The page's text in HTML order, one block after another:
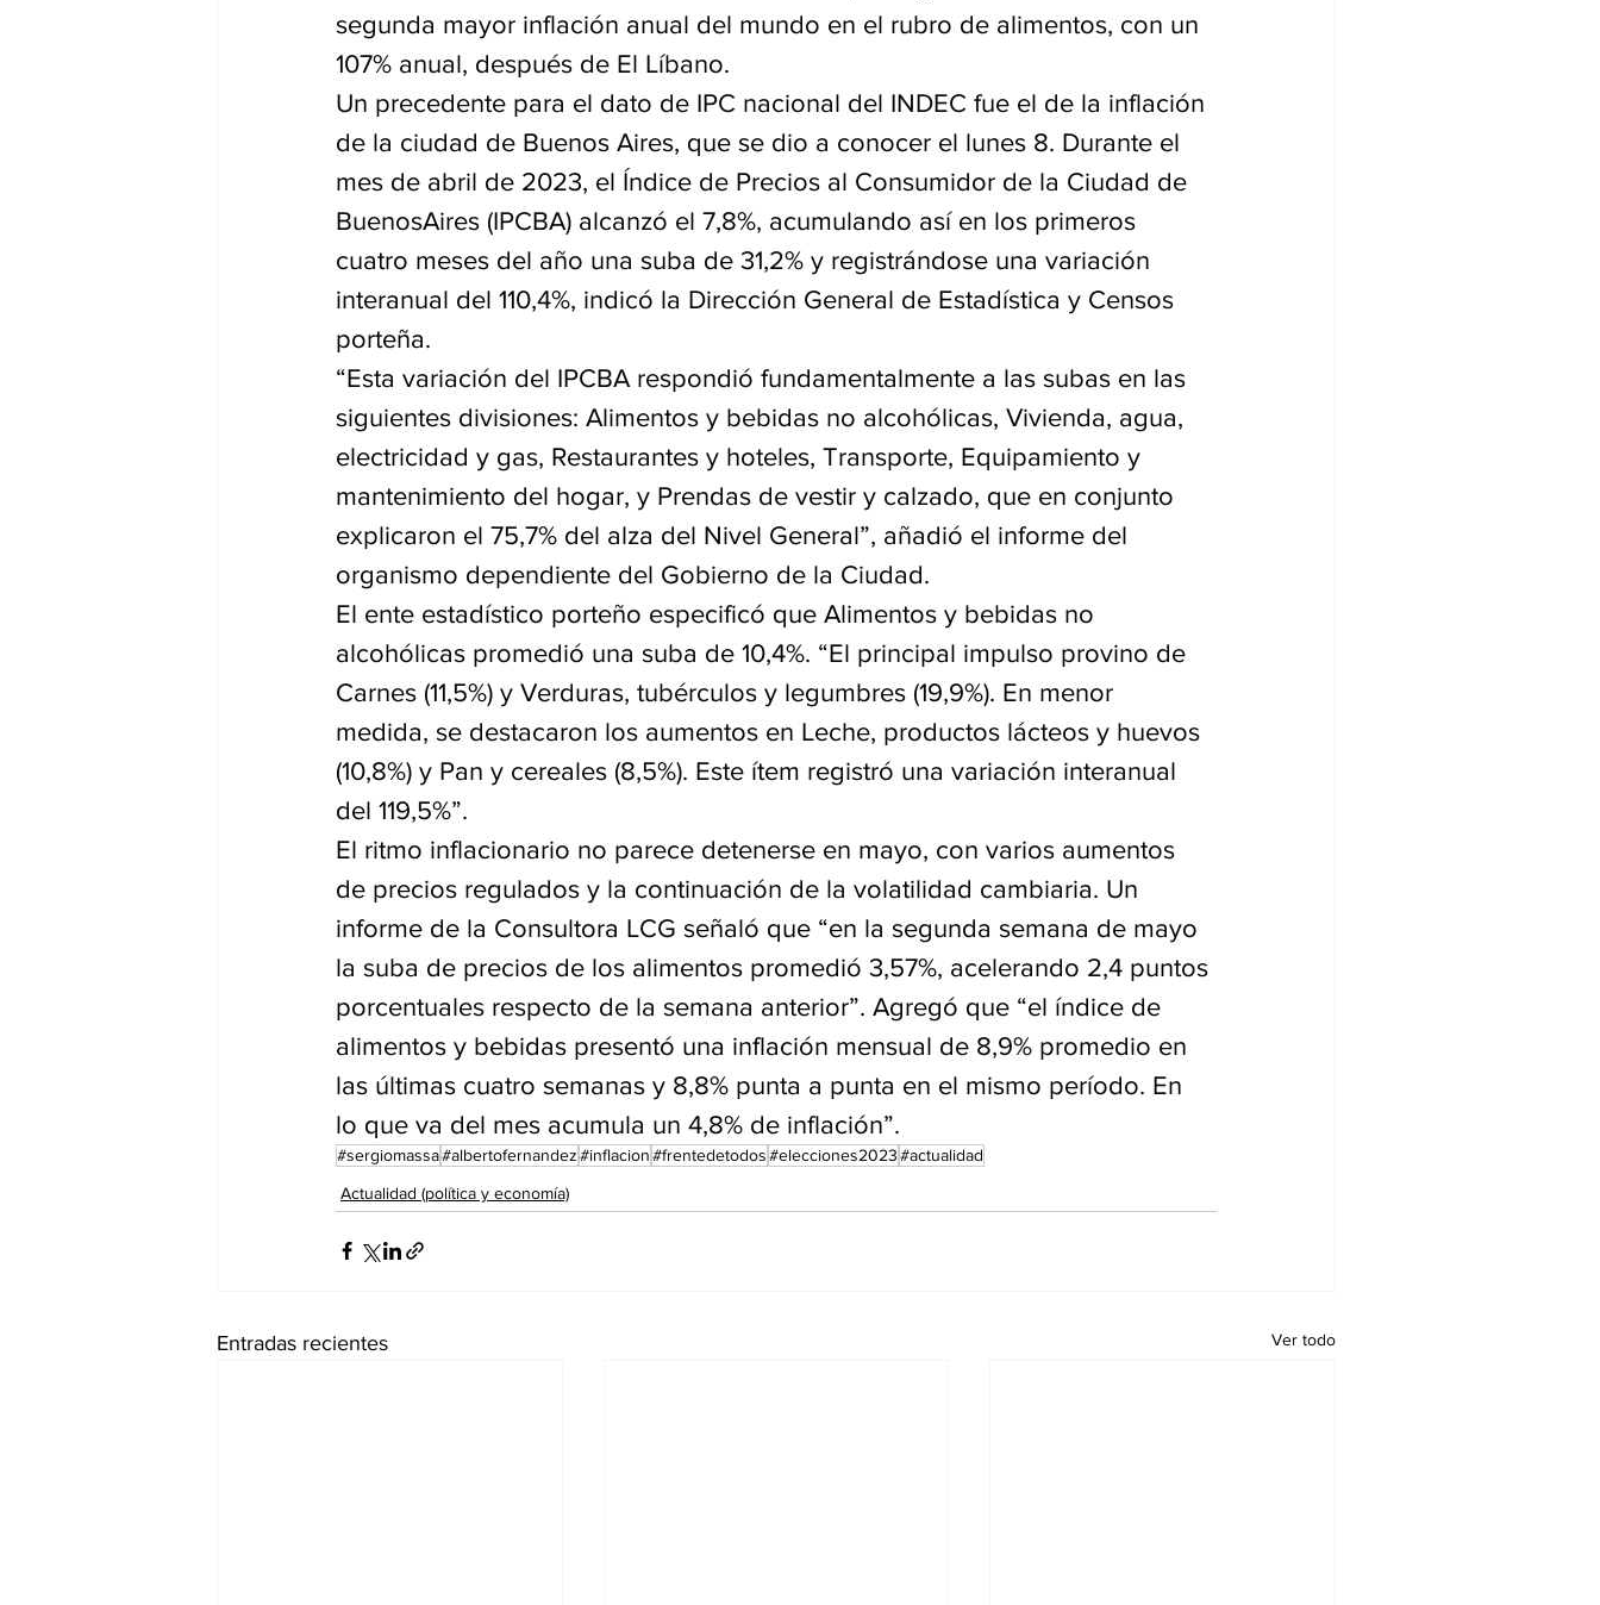
segunda mayor inflación anual del mundo en el rubro de alimentos, con un
107% anual, después de El Líbano.
Un precedente para el dato de IPC nacional del INDEC fue el de la inflación
de la ciudad de Buenos Aires, que se dio a conocer el lunes 8. Durante el
mes de abril de 2023, el Índice de Precios al Consumidor de la Ciudad de
BuenosAires (IPCBA) alcanzó el 7,8%, acumulando así en los primeros
cuatro meses del año una suba de 31,2% y registrándose una variación
interanual del 110,4%, indicó la Dirección General de Estadística y Censos
porteña.
“Esta variación del IPCBA respondió fundamentalmente a las subas en las
siguientes divisiones: Alimentos y bebidas no alcohólicas, Vivienda, agua,
electricidad y gas, Restaurantes y hoteles, Transporte, Equipamiento y
mantenimiento del hogar, y Prendas de vestir y calzado, que en conjunto
explicaron el 75,7% del alza del Nivel General”, añadió el informe del
organismo dependiente del Gobierno de la Ciudad.
El ente estadístico porteño especificó que Alimentos y bebidas no
alcohólicas promedió una suba de 10,4%. “El principal impulso provino de
Carnes (11,5%) y Verduras, tubérculos y legumbres (19,9%). En menor
medida, se destacaron los aumentos en Leche, productos lácteos y huevos
(10,8%) y Pan y cereales (8,5%). Este ítem registró una variación interanual
del 119,5%”.
El ritmo inflacionario no parece detenerse en mayo, con varios aumentos
de precios regulados y la continuación de la volatilidad cambiaria. Un
informe de la Consultora LCG señaló que “en la segunda semana de mayo
la suba de precios de los alimentos promedió 3,57%, acelerando 2,4 puntos
porcentuales respecto de la semana anterior”. Agregó que “el índice de
alimentos y bebidas presentó una inflación mensual de 8,9% promedio en
las últimas cuatro semanas y 8,8% punta a punta en el mismo período. En
lo que va del mes acumula un 4,8% de inflación”.
#sergiomassa#albertofernandez#inflacion#frentedetodos#elecciones2023#actualidad
Actualidad (política y economía)
Entradas recientes Ver todo